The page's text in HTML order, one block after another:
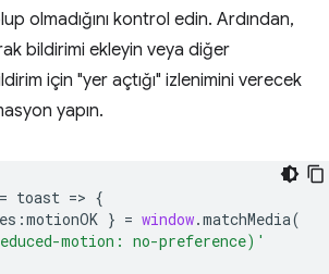
olmadığını kontrol edin. Ardından,
bildirimi ekleyin veya diğer
için "yer açtığı" izlenimini verecek
yapın.
= toast => {
:motionOK } = window.matchMedia(
motion: no-preference)'